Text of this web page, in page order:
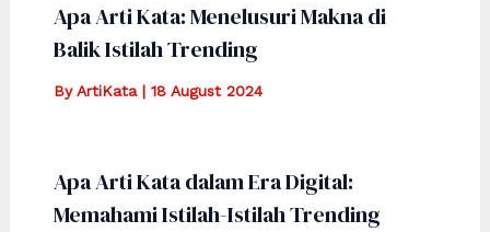
Apa Arti Kata: Menelusuri Makna di
Balik Istilah Trending
ByArtiKata | 18 August 2024
Apa Arti Kata dalam Era Digital:
Memahami Istilah-Istilah Trending